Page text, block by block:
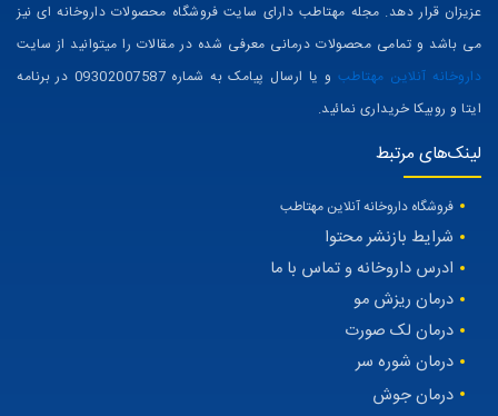
عزیزان قرار دهد. مجله مهتاطب دارای سایت فروشگاه محصولات داروخانه ای نیز
می باشد و تمامی محصولات درمانی معرفی شده در مقالات را میتوانید از سایت
داروخانه آنلاین مهتاطب
و یا ارسال پیامک به شماره 09302007587 در برنامه
ایتا و روبیکا خریداری نمائید.
لینک‌های مرتبط
فروشگاه داروخانه آنلاین مهتاطب
شرایط بازنشر محتوا
ادرس داروخانه و تماس با ما
درمان ریزش مو
درمان لک صورت
درمان شوره سر
درمان جوش